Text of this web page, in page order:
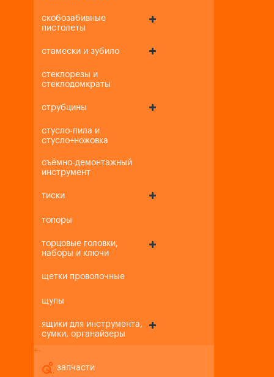
скобозабивные
пистолеты
стамески и зубило
стеклорезы и
стеклодомкраты
струбцины
стусло-пила и
стусло+ножовка
съёмно-демонтажный
инструмент
тиски
топоры
торцовые головки,
наборы и ключи
щетки проволочные
щупы
ящики для инструмента,
сумки, органайзеры
+-
запчасти